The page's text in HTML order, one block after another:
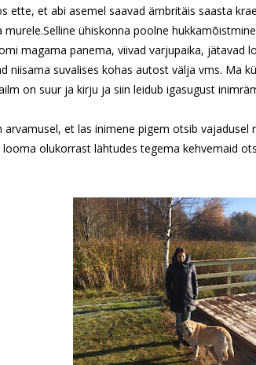
ette, et abi asemel saavad ämbritäis saasta
ühiskonna poolne
magama panema, viivad varjupaika, jätavad
niisama suvalises kohas autost välja vms. Ma
on suur ja kirju ja siin leidub igasugust
arvamusel, et las inimene pigem otsib vajadusel
looma olukorrast lähtudes tegema kehvemaid